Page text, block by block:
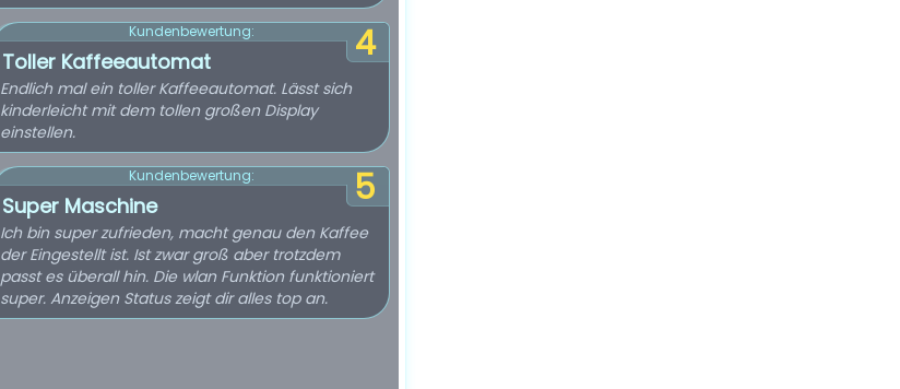
4
Kundenbewertung:
Toller Kaffeeautomat
Endlich mal ein toller Kaffeeautomat. Lässt sich
kinderleicht mit dem tollen großen Display
einstellen.
5
Kundenbewertung:
Super Maschine
Ich bin super zufrieden, macht genau den Kaffee
der Eingestellt ist. Ist zwar groß aber trotzdem
passt es überall hin. Die wlan Funktion funktioniert
super. Anzeigen Status zeigt dir alles top an.